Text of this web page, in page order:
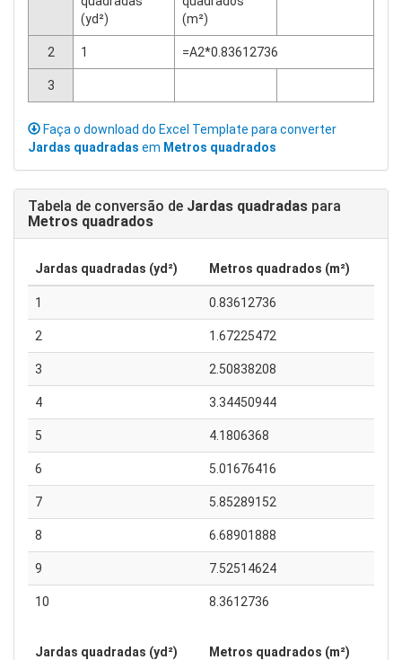
(yd²)
(m²)
2 1 =A2*0.83612736
3
Faça o download do Excel Template para converter
Jardas quadradas em Metros quadrados
Tabela de conversão de Jardas quadradas para
Metros quadrados
Jardas quadradas (yd²) Metros quadrados (m²)
1 0.83612736
2 1.67225472
3 2.50838208
4 3.34450944
5 4.1806368
6 5.01676416
7 5.85289152
8 6.68901888
9 7.52514624
10 8.3612736
Jardas quadradas (yd²) Metros quadrados (m²)